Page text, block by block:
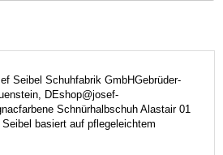
Seibel Schuhfabrik GmbHGebrüder-
DEshop@josef-
Schnürhalbschuh Alastair 01
basiert auf pflegeleichtem